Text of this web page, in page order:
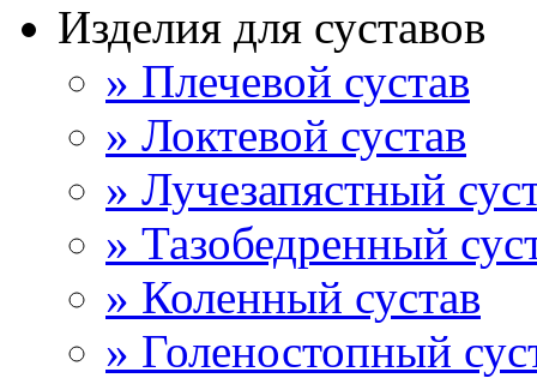
Изделия для суставов
» Плечевой сустав
» Локтевой сустав
» Лучезапястный
» Тазобедренный
» Коленный сустав
» Голеностопный